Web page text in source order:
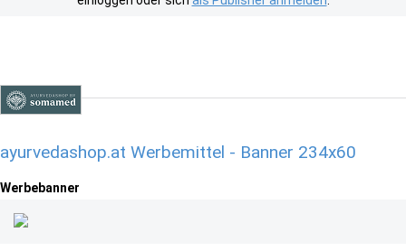
ayurvedashop.at Werbemittel - Banner 234x60
Werbebanner